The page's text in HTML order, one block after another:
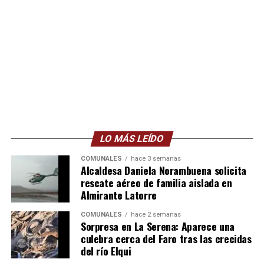
LO MÁS LEÍDO
COMUNALES hace 3 semanas
Alcaldesa Daniela Norambuena solicita
rescate aéreo de familia aislada en
Almirante Latorre
COMUNALES hace 2 semanas
Sorpresa en La Serena: Aparece una
culebra cerca del Faro tras las crecidas
del río Elqui